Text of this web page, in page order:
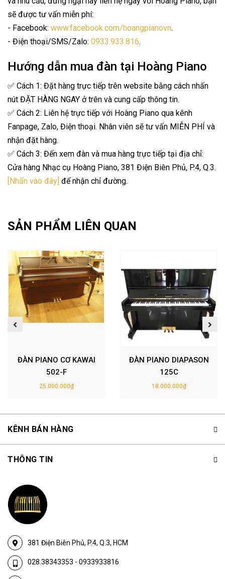
sẽ được tư vấn miễn phí:
- Facebook: www.facebook.com/hoangpianovn.
- Điện thoại/SMS/Zalo: 0933.933.816.
Hướng dẫn mua đàn tại Hoàng Piano
✅ Cách 1: Đặt hàng trực tiếp trên website bằng cách nhấn
nút ĐẶT HÀNG NGAY ở trên và cung cấp thông tin.
✅ Cách 2: Liên hệ trực tiếp với Hoàng Piano qua kênh
Fanpage, Zalo, Điện thoại. Nhân viên sẽ tư vấn MIỄN PHÍ và
nhận đặt hàng.
✅ Cách 3: Đến xem đàn và mua hàng trực tiếp tại địa chỉ:
Cửa hàng Nhạc cụ Hoàng Piano, 381 Điện Biên Phủ, P.4, Q.3.
[Nhấn vào đây] để nhận chỉ đường.
SẢN PHẨM LIÊN QUAN
ĐÀN PIANO CƠ KAWAI
502-F
25.000.000₫
ĐÀN PIANO DIAPASON
125C
18.000.000₫
KÊNH BÁN HÀNG
381 Điện Biên Phủ, P.4, Q.3, HCM
028.38343353 - 0933933816
THÔNG TIN